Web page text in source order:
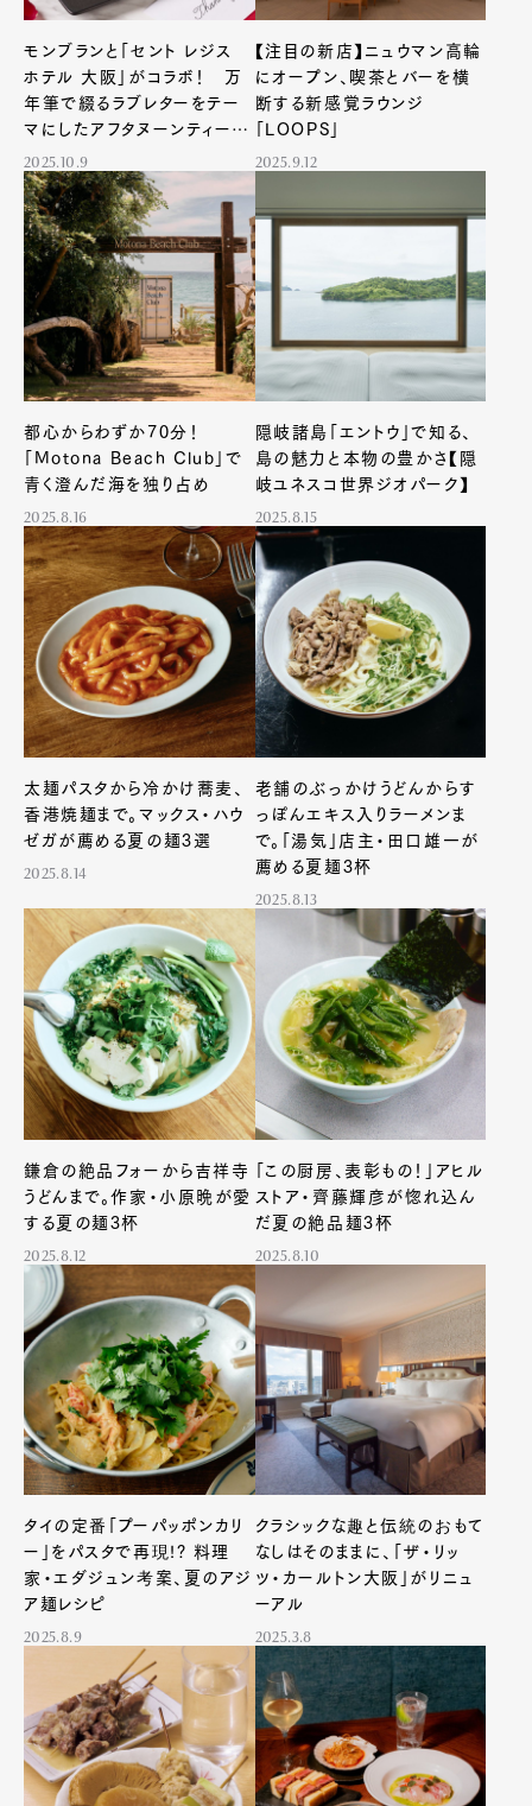
Art&DesignWatchFashion
Gourmet
ProductCultureLifestyle
Official Columnist
About
Contact
Pen Meet
Pen international Pen tw
モンブランと「セント レジス
ホテル 大阪」がコラボ！ 万
年筆で綴るラブレターをテー
マにしたアフタヌーンティーを
開催
2025.10.9
【注目の新店】ニュウマン高輪
にオープン、喫茶とバーを横
断する新感覚ラウンジ
「LOOPS」
2025.9.12
都心からわずか70分！
「Motona Beach Club」で
青く澄んだ海を独り占め
2025.8.16
隠岐諸島「エントウ」で知る、
島の魅力と本物の豊かさ【隠
岐ユネスコ世界ジオパーク】
2025.8.15
太麺パスタから冷かけ蕎麦、
香港焼麺まで。マックス・ハウ
ゼガが薦める夏の麺3選
2025.8.14
老舗のぶっかけうどんからす
っぽんエキス入りラーメンま
で。「湯気」店主・田口雄一が
薦める夏麺3杯
2025.8.13
鎌倉の絶品フォーから吉祥寺
うどんまで。作家・小原晩が愛
する夏の麺3杯
2025.8.12
「この厨房、表彰もの！」アヒル
ストア・齊藤輝彦が惚れ込ん
だ夏の絶品麺3杯
2025.8.10
タイの定番「プーパッポンカリ
ー」をパスタで再現!? 料理
家・エダジュン考案、夏のアジ
ア麺レシピ
2025.8.9
クラシックな趣と伝統のおもて
なしはそのままに、「ザ・リッ
ツ・カールトン大阪」がリニュ
ーアル
2025.3.8